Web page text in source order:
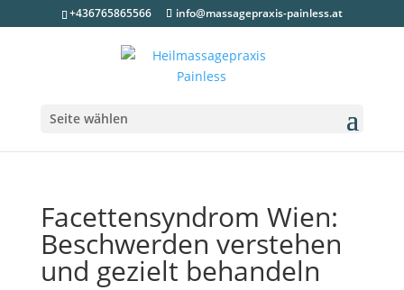
+436765865566 info@massagepraxis-painless.at
Seite wählen
Facettensyndrom Wien:
Beschwerden verstehen
und gezielt behandeln